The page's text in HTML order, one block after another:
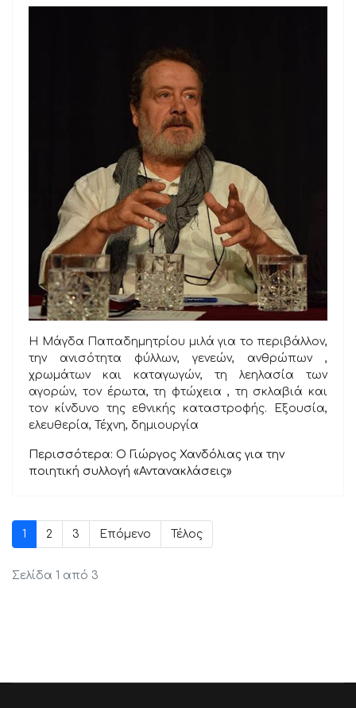
Η Μάγδα Παπαδημητρίου μιλά για το περιβάλλον,
την ανισότητα φύλλων, γενεών, ανθρώπων ,
χρωμάτων και καταγωγών, τη λεηλασία των
αγορών, τον έρωτα, τη φτώχεια , τη σκλαβιά και
τον κίνδυνο της εθνικής καταστροφής. Εξουσία,
ελευθερία, Τέχνη, δημιουργία
Περισσότερα: Ο Γιώργος Χανδόλιας για την
ποιητική συλλογή «Αντανακλάσεις»
1 2 3 Επόμενο Τέλος
Σελίδα 1 από 3